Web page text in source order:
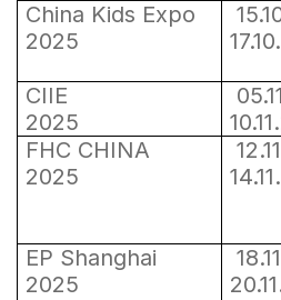
China Kids Expo
2025
CIIE
2025
FHC CHINA
2025
EP Shanghai
2025